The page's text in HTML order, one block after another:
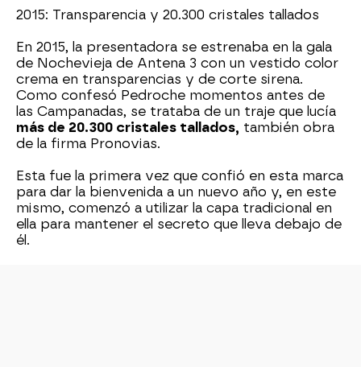
2015: Transparencia y 20.300 cristales tallados
En 2015, la presentadora se estrenaba en la gala
de Nochevieja de Antena 3 con un vestido color
crema en transparencias y de corte sirena.
Como confesó Pedroche momentos antes de
las Campanadas, se trataba de un traje que lucía
más de 20.300 cristales tallados, también obra
de la firma Pronovias.
Esta fue la primera vez que confió en esta marca
para dar la bienvenida a un nuevo año y, en este
mismo, comenzó a utilizar la capa tradicional en
ella para mantener el secreto que lleva debajo de
él.